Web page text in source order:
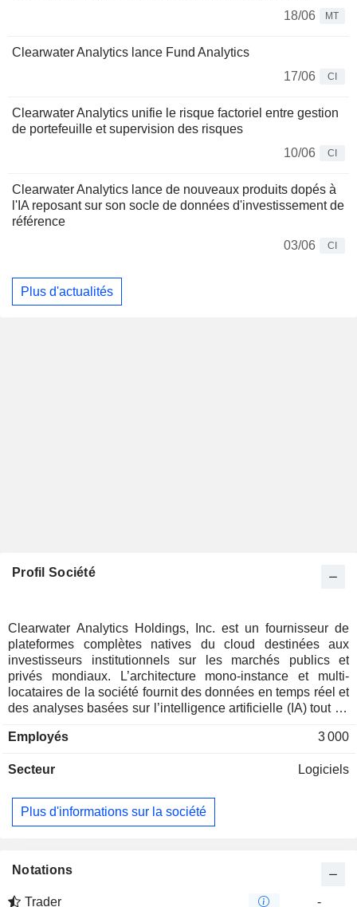
18/06
MT
Clearwater Analytics lance Fund Analytics
17/06
CI
Clearwater Analytics unifie le risque factoriel entre gestion
de portefeuille et supervision des risques
10/06
CI
Clearwater Analytics lance de nouveaux produits dopés à
l'IA reposant sur son socle de données d'investissement de
référence
03/06
CI
Plus d'actualités
Profil Société
Clearwater Analytics Holdings, Inc. est un fournisseur de
plateformes complètes natives du cloud destinées aux
investisseurs institutionnels sur les marchés publics et
privés mondiaux. L’architecture mono-instance et multi-
locataires de la société fournit des données en temps réel et
des analyses basées sur l’intelligence artificielle (IA) tout au
élimine les silos d’informations en intégrant la gestion de
le rapprochement, le reporting réglementaire, la
d’un système unifié. La société compte parmi ses clients des
assureurs, des gestionnaires d'actifs, des fonds spéculatifs,
d'analyse des risques d'entreprise et d'infrastructures de
portefeuilles complexes sur les marchés publics et privés
Employés 3 000
Secteur Logiciels
Plus d'informations sur la société
Notations
Trader -